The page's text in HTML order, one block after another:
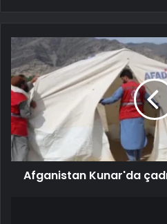
Afganistan Kunar'da